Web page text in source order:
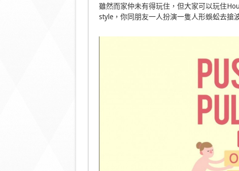
雖然而家仲未有得玩住，但大家可以玩住
style，你同朋友一人扮演一隻人形蜈蚣去搶